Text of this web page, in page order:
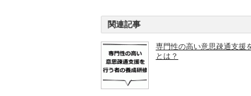
関連記事
専門性の高い意思疎通支援
とは？